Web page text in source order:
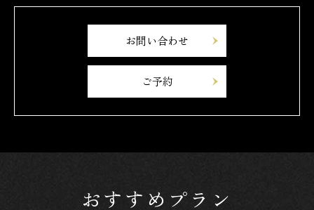
お問い合わせ
ご予約
おすすめプラン